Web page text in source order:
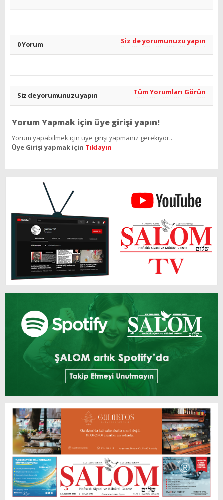
0 Yorum Siz de yorumunuzu yapın
Siz de yorumunuzu yapın Tüm Yorumları Görün
Yorum Yapmak için üye girişi yapın!
Yorum yapabilmek için üye girişi yapmanız gerekiyor..
Üye Girişi yapmak için Tıklayın